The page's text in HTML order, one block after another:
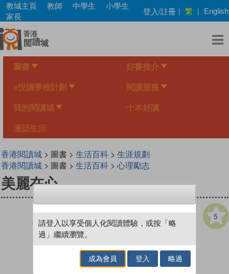
Skip
main
content
教城主頁 教師 中學生
小學生
家長
登入/註冊 | 繁 | English
圖書 好書推介
e悅讀學校計劃 閱讀服務
我的閱讀城 十本好讀
漫話生活
香港閱讀城> 圖書 > 生活百科> 生涯規劃
香港閱讀城> 圖書 > 生活百科> 心理勵志
美麗在心
5
請登入以享受個人化閱讀體驗，或按「略
過」繼續瀏覽。
成為會員 登入 略過